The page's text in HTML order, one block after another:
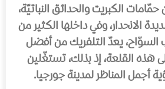
الكبريت والحدائق النباتيّة،
الانحدار، وفي داخلها الكثير من
السوّاح، يعدّ التلفريك من أفضل
هذه القلعة، إذ بذلك، تستغّلين
أجمل المناظر لمدينة جورجيا.